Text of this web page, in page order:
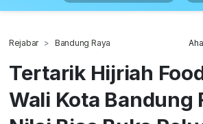
Rejabar Bandung Raya
Tertarik Hijriah
Wali Kota Bandung